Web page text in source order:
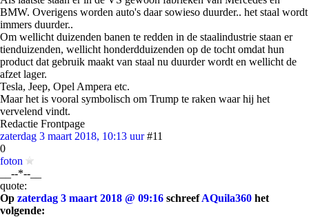
BMW. Overigens worden auto's daar sowieso duurder.. het staal wordt
immers duurder..
Om wellicht duizenden banen te redden in de staalindustrie staan er
tienduizenden, wellicht honderdduizenden op de tocht omdat hun
product dat gebruik maakt van staal nu duurder wordt en wellicht de
afzet lager.
Tesla, Jeep, Opel Ampera etc.
Maar het is vooral symbolisch om Trump te raken waar hij het
vervelend vindt.
Redactie Frontpage
zaterdag 3 maart 2018, 10:13 uur #11
0
foton
__--*--__
quote:
Op zaterdag 3 maart 2018 @ 09:16 schreefAQuila360 het
volgende: